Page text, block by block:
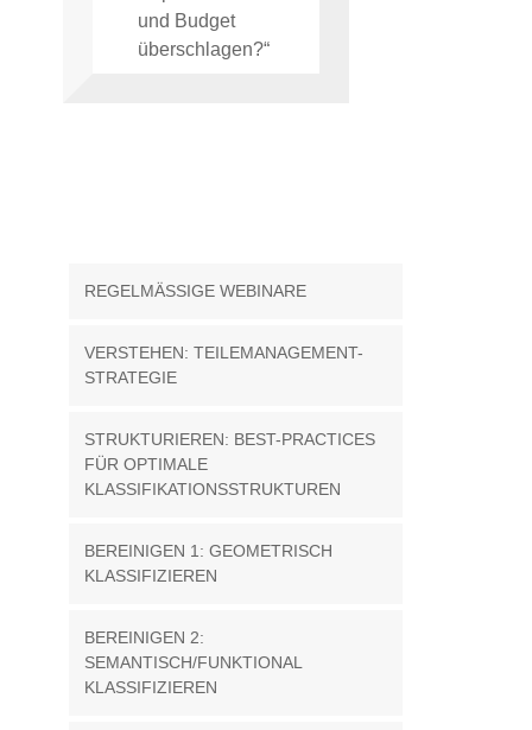
und Budget
überschlagen?“
REGELMÄSSIGE WEBINARE
VERSTEHEN: TEILEMANAGEMENT-
STRATEGIE
STRUKTURIEREN: BEST-PRACTICES
FÜR OPTIMALE
KLASSIFIKATIONSSTRUKTUREN
BEREINIGEN 1: GEOMETRISCH
KLASSIFIZIEREN
BEREINIGEN 2:
SEMANTISCH/FUNKTIONAL
KLASSIFIZIEREN